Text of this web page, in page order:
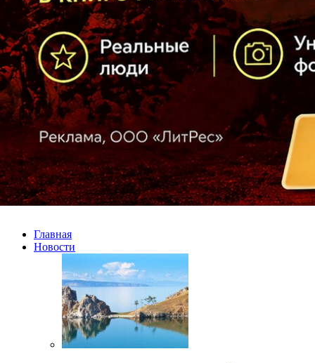
Главная
Новости